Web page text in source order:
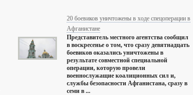
20 боевиков уничтожены в ходе спецоперации в
Афганистане
Представитель местного агентства сообщил
в воскресенье о том, что сразу девятнадцать
боевиков оказались уничтожены в
результате совместной специальной
операции, которую провели
военнослужащие коалиционных сил и,
службы безопасности Афганистана, сразу в
семи в ...